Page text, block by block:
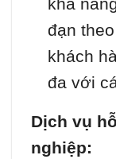
đạn
khách
đa với
Dịch vụ
nghiệp: